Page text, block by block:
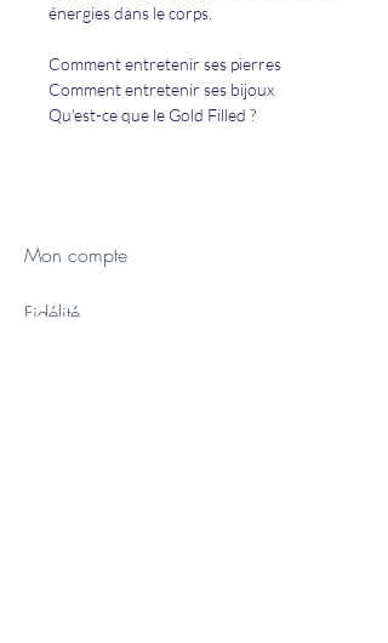
énergies dans le corps.
Comment entretenir ses pierres
Comment entretenir ses bijoux
Qu'est-ce que le Gold Filled ?
Mon compte
Fidélité